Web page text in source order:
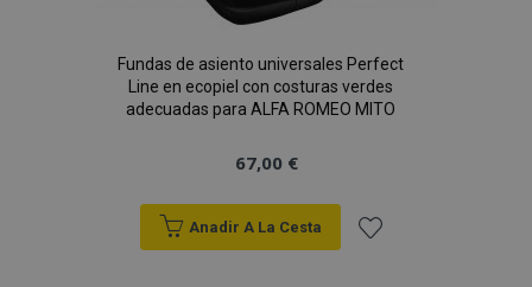
Fundas de asiento universales Perfect
Line en ecopiel con costuras verdes
adecuadas para ALFA ROMEO MITO
67,00 €
Anadir A La Cesta